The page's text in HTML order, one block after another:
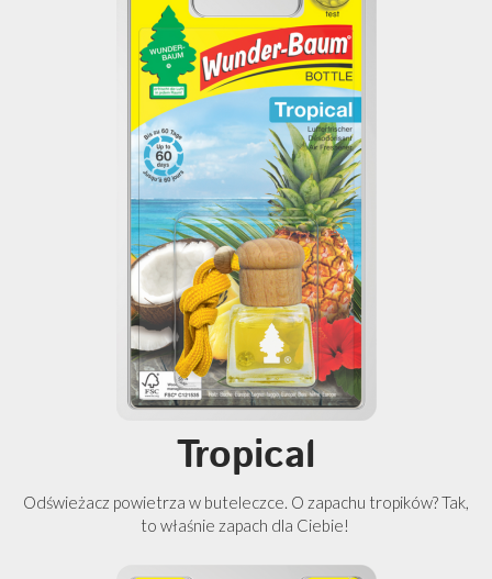
Tropical
Odświeżacz powietrza w buteleczce. O zapachu tropików? Tak,
to właśnie zapach dla Ciebie!